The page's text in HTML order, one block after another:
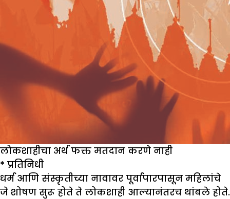
लोकशाहीचा अर्थ फक्त मतदान करणे नाही
* प्रतिनिधी
धर्म आणि संस्कृतीच्या नावावर पूर्वापारपासून महिलांचे
जे शोषण सुरू होते ते लोकशाही आल्यानंतरच थांबले होते.